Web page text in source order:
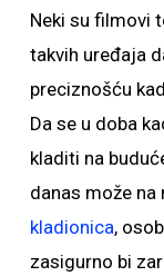
Neki su filmovi
takvih uređaja
preciznošću
Da se u doba
kladiti na
danas može
kladionica,
zasigurno bi